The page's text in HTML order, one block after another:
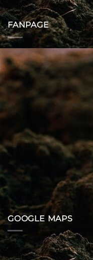
FANPAGE
GOOGLE MAPS